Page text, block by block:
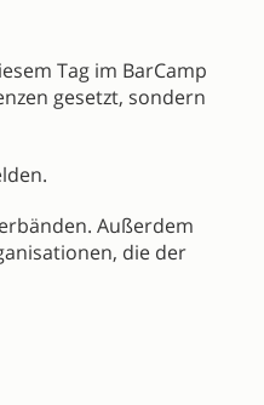
Tag im BarCamp
gesetzt, sondern
Außerdem
die der